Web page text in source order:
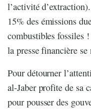
l’activité
15% des émissions
combustibles fossiles
la presse financière
Pour détourner
al-Jaber profite de sa
pour pousser des